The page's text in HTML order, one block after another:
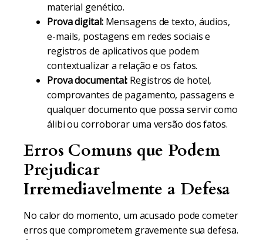
material genético.
Prova digital:Mensagens de texto, áudios,
e-mails, postagens em redes sociais e
registros de aplicativos que podem
contextualizar a relação e os fatos.
Prova documental: Registros de hotel,
comprovantes de pagamento, passagens e
qualquer documento que possa servir como
álibi ou corroborar uma versão dos fatos.
Erros Comuns que Podem
Prejudicar
Irremediavelmente a Defesa
No calor do momento, um acusado pode cometer
erros que comprometem gravemente sua defesa.